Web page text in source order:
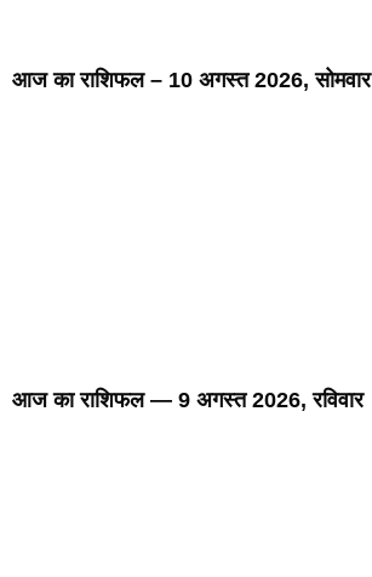
आज का राशिफल – 10 अगस्त 2026, सोमवार
आज का राशिफल — 9 अगस्त 2026, रविवार